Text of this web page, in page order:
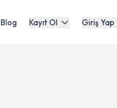
Blog Kayıt Ol Giriş Yap